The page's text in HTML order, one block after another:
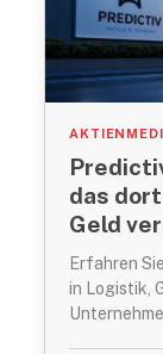
das
Geld
Erfahren
in Logistik,